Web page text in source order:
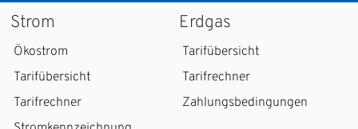
Strom
Ökostrom
Tarifübersicht
Tarifrechner
Erdgas
Tarifübersicht
Tarifrechner
Zahlungsbedingungen